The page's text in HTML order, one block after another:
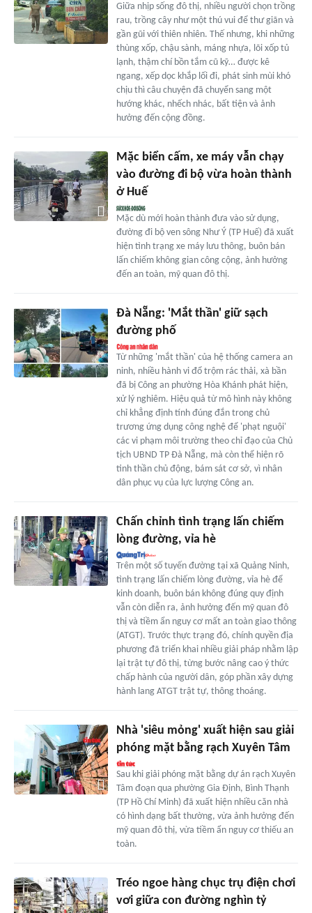
Giữa nhịp sống đô thị, nhiều người chọn trồng
rau, trồng cây như một thú vui để thư giãn và
gần gũi với thiên nhiên. Thế nhưng, khi những
thùng xốp, chậu sành, máng nhựa, lõi xốp tủ
lạnh, thậm chí bồn tắm cũ kỹ… được kê
ngang, xếp dọc khắp lối đi, phát sinh mùi khó
chịu thì câu chuyện đã chuyển sang một
hướng khác, nhếch nhác, bất tiện và ảnh
hưởng đến cộng đồng.
Mặc biển cấm, xe máy vẫn chạy
vào đường đi bộ vừa hoàn thành
ở Huế
Mặc dù mới hoàn thành đưa vào sử dụng,
đường đi bộ ven sông Như Ý (TP Huế) đã xuất
hiện tình trạng xe máy lưu thông, buôn bán
lấn chiếm không gian công cộng, ảnh hưởng
đến an toàn, mỹ quan đô thị.
Đà Nẵng: 'Mắt thần' giữ sạch
đường phố
Từ những 'mắt thần' của hệ thống camera an
ninh, nhiều hành vi đổ trộm rác thải, xà bần
đã bị Công an phường Hòa Khánh phát hiện,
xử lý nghiêm. Hiệu quả từ mô hình này không
chỉ khẳng định tính đúng đắn trong chủ
trương ứng dụng công nghệ để 'phạt nguội'
các vi phạm môi trường theo chỉ đạo của Chủ
tịch UBND TP Đà Nẵng, mà còn thể hiện rõ
tinh thần chủ động, bám sát cơ sở, vì nhân
dân phục vụ của lực lượng Công an.
Chấn chỉnh tình trạng lấn chiếm
lòng đường, vỉa hè
Trên một số tuyến đường tại xã Quảng Ninh,
tình trạng lấn chiếm lòng đường, vỉa hè để
kinh doanh, buôn bán không đúng quy định
vẫn còn diễn ra, ảnh hưởng đến mỹ quan đô
thị và tiềm ẩn nguy cơ mất an toàn giao thông
(ATGT). Trước thực trạng đó, chính quyền địa
phương đã triển khai nhiều giải pháp nhằm lập
lại trật tự đô thị, từng bước nâng cao ý thức
chấp hành của người dân, góp phần xây dựng
hành lang ATGT trật tự, thông thoáng.
Nhà 'siêu mỏng' xuất hiện sau giải
phóng mặt bằng rạch Xuyên Tâm
Sau khi giải phóng mặt bằng dự án rạch Xuyên
Tâm đoạn qua phường Gia Định, Bình Thạnh
(TP Hồ Chí Minh) đã xuất hiện nhiều căn nhà
có hình dạng bất thường, vừa ảnh hưởng đến
mỹ quan đô thị, vừa tiềm ẩn nguy cơ thiếu an
toàn.
Tréo ngoe hàng chục trụ điện chơi
vơi giữa con đường nghìn tỷ